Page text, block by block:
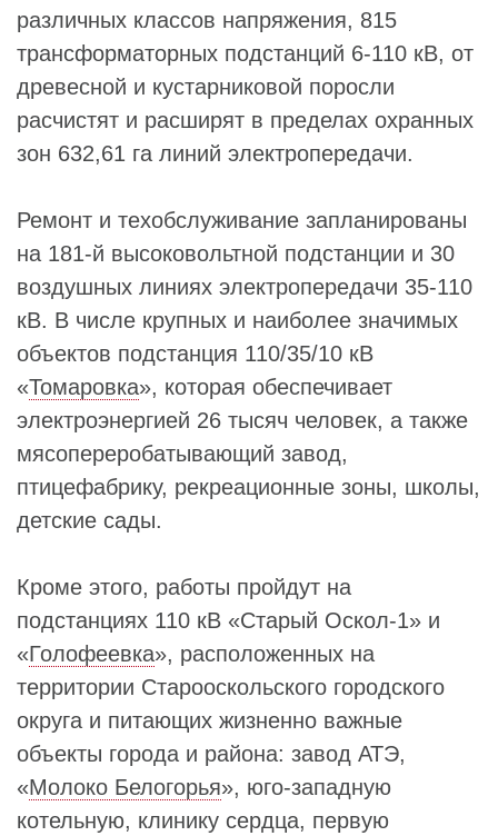
различных классов напряжения, 815
трансформаторных подстанций 6-110 кВ, от
древесной и кустарниковой поросли
расчистят и расширят в пределах охранных
зон 632,61 га линий электропередачи.
Ремонт и техобслуживание запланированы
на 181-й высоковольтной подстанции и 30
воздушных линиях электропередачи 35-110
кВ. В числе крупных и наиболее значимых
объектов подстанция 110/35/10 кВ
«Томаровка», которая обеспечивает
электроэнергией 26 тысяч человек, а также
мясопереробатывающий завод,
птицефабрику, рекреационные зоны, школы,
детские сады.
Кроме этого, работы пройдут на
подстанциях 110 кВ «Старый Оскол-1» и
«Голофеевка», расположенных на
территории Старооскольского городского
округа и питающих жизненно важные
объекты города и района: завод АТЭ,
«Молоко Белогорья», юго-западную
котельную, клинику сердца, первую